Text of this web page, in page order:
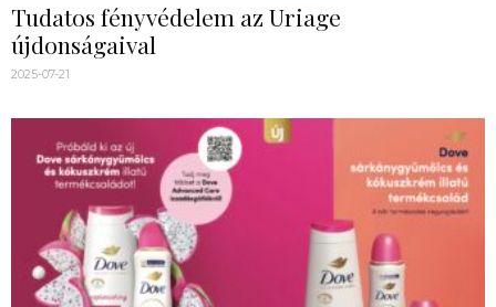
Tudatos fényvédelem az Uriage
újdonságaival
2025-07-21